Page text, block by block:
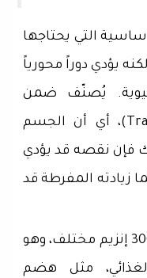
التي يحتاجها
يؤدي دوراً محورياً
يُصنّف ضمن
العناصر النزرة (Trace Elements)، أي أن الجسم
فإن نقصه قد يؤدي
زيادته المفرطة قد
يدخل الزنك في تركيب أكثر من 300 إنزيم مختلف، وهو
مثل هضم